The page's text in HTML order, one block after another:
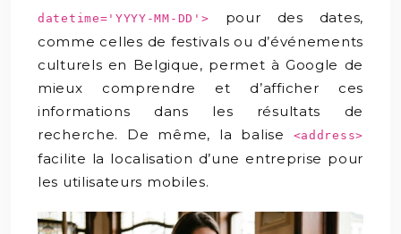
datetime='YYYY-MM-DD'>
pour des dates,
comme celles de festivals ou d’événements
culturels en Belgique, permet à Google de
mieux comprendre et d’afficher ces
informations dans les résultats de
recherche. De même, la balise
<address>
facilite la localisation d’une entreprise pour
les utilisateurs mobiles.